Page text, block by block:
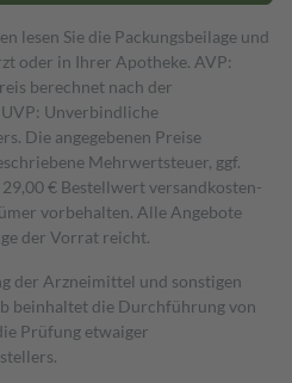
lesen Sie die Packungsbeilage und
oder in Ihrer Apotheke. AVP:
berechnet nach der
Unverbindliche
Die angegebenen Preise
Mehrwertsteuer, ggf.
29,00 € Bestell­wert versand­kosten­
vorbehalten. Alle Angebote
der Vorrat reicht.
der Arzneimittel und sonstigen
beinhaltet die Durchführung von
Prüfung etwaiger